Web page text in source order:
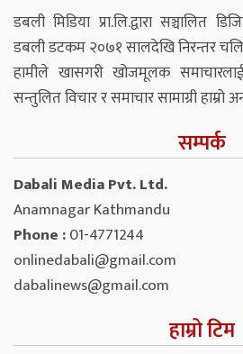
डबली मिडिया प्रा.लि.द्वारा सञ्चालित
डबली डटकम २०७१ सालदेखि निरन्तर
हामीले खासगरी खोजमूलक
सन्तुलित विचार र समाचार सामाग्री हाम्रो
सम्पर्क
Dabali Media Pvt. Ltd.
Anamnagar Kathmandu
Phone :01-4771244
onlinedabali@gmail.com
dabalinews@gmail.com
हाम्रो टिम